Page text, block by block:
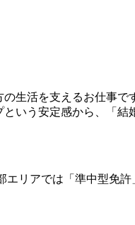
生活を支えるお仕事
いう安定感から、「
リアでは「準中型免